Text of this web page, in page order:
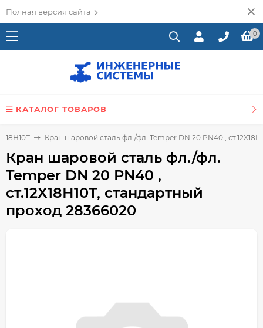
Полная версия сайта
0
КАТАЛОГ ТОВАРОВ
Кран шаровой сталь фл./фл. Temper DN 20 PN40 ,
Кран шаровой сталь фл./фл.
Temper DN 20 PN40 ,
ст.12Х18Н10Т, стандартный
проход 28366020